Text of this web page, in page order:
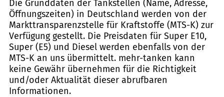
Die Grunddaten der Tankstellen (Name, Adresse,
Öffnungszeiten) in Deutschland werden von der
Markttransparenzstelle für Kraftstoffe (MTS-K) zur
Verfügung gestellt. Die Preisdaten für Super E10,
Super (E5) und Diesel werden ebenfalls von der
MTS-K an uns übermittelt. mehr-tanken kann
keine Gewähr übernehmen für die Richtigkeit
und/oder Aktualität dieser abrufbaren
Informationen.